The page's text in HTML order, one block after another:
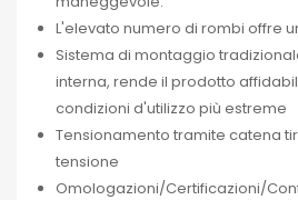
L'elevato numero di rombi offre
Sistema di montaggio
interna, rende il prodotto
condizioni d'utilizzo più estreme
Tensionamento tramite catena
tensione
Omologazioni/Certificazioni/